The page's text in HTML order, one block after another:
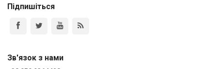
Підпишіться
Зв'язок з нами